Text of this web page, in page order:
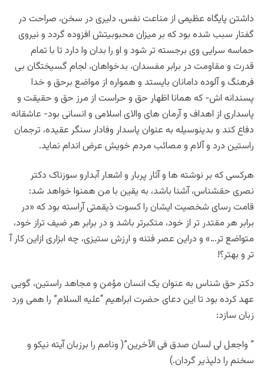
داشتن پایگاه عظیمی از مناعت نفس، دلیری در سخن، صراحت در
گفتار سبب شده بود که بر میزان محبوبیتش افزوده گردد و نیروی
حماسه سرایی وی برجسته تر شود و او را بدان وا دارد تا با تمام
قدرت و مقاومت در برابر مفسدان، بدخواهان، لجام گسیختگان بی
فرهنگ و آلوده دامانان بایستد و همواره از مواضع برحق و خدا
پسندانه اش- که همانا اظهار حق و حراست از مرز حق و حقیقت و
پاسداری از اهداف و آرمان های والای اسلامی و انسانی بود- عاشقانه
دفاع کند و بدینوسیله به عنوان پاسدار وفادار سنگر عقیده، ترجمان
راستین درد و آلام و مصائب مردم خویش عرض اندام نماید.
هرکسی که بر نوشته ها و آثار پربار و اشعار آبدارو سوزناک دکتر
نصری حقشناس، آشنا باشد، به یقین با من همنوا خواهد شد:
قامت رسای شخصیت ایشان را کسوت ذیقمتی آراسته بود که «در
برابر هر مقتدر تر از خود، متکبرتر باشد و در برابر هر ضیف تراز خود،
متواضع تر…» و دراین عصر فتنه و ارزش ستیزی، چه ابزاری ازاین کار آ
تر و بهتر؟!
دکتر حق شناس به عنوان یک انسان مؤمن و مجاهد راستین، گویی
عهد کرده بود تا این دعای حضرت ابراهیم “علیه السلام” را همی ورد
زبان سازد:
” واجعل لی لسان صدق فی الآخرین”( ونامم را برزبان آیته نیکو و
سخنم را دلپذیر گردان.)